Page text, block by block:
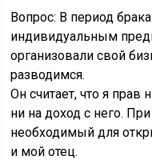
Вопрос: В период
индивидуальным
организовали свой
разводимся.
Он считает, что я прав
ни на доход с него.
необходимый для
и мой отец.